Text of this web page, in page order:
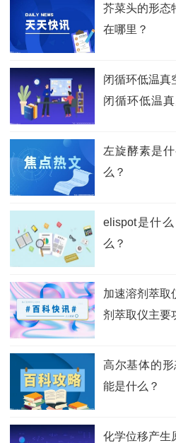
芥菜头的形态
在哪里？
闭循环低温真
闭循环低温
左旋酵素是
么？
elispot是什
么？
加速溶剂萃取
剂萃取仪主要
高尔基体的
能是什么？
化学位移产生